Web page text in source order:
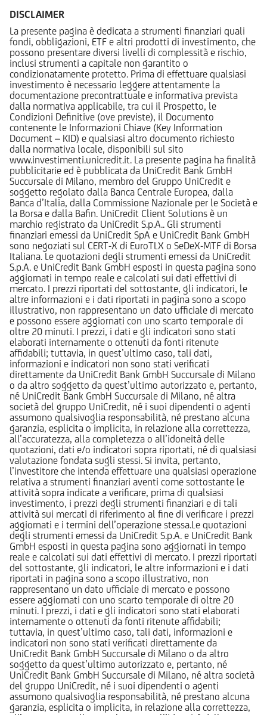
DISCLAIMER
La presente pagina è dedicata a strumenti finanziari quali
fondi, obbligazioni, ETF e altri prodotti di investimento, che
possono presentare diversi livelli di complessità e rischio,
inclusi strumenti a capitale non garantito o
condizionatamente protetto. Prima di effettuare qualsiasi
investimento è necessario leggere attentamente la
documentazione precontrattuale e informativa prevista
dalla normativa applicabile, tra cui il Prospetto, le
Condizioni Definitive (ove previste), il Documento
contenente le Informazioni Chiave (Key Information
Document – KID) e qualsiasi altro documento richiesto
dalla normativa locale, disponibili sul sito
www.investimenti.unicredit.it. La presente pagina ha finalità
pubblicitarie ed è pubblicata da UniCredit Bank GmbH
Succursale di Milano, membro del Gruppo UniCredit e
soggetto regolato dalla Banca Centrale Europea, dalla
Banca d’Italia, dalla Commissione Nazionale per le Società e
la Borsa e dalla Bafin. UniCredit Client Solutions è un
marchio registrato da UniCredit S.p.A.. Gli strumenti
finanziari emessi da UniCredit SpA e UniCredit Bank GmbH
sono negoziati sul CERT-X di EuroTLX o SeDeX-MTF di Borsa
Italiana. Le quotazioni degli strumenti emessi da UniCredit
S.p.A. e UniCredit Bank GmbH esposti in questa pagina sono
aggiornati in tempo reale e calcolati sui dati effettivi di
mercato. I prezzi riportati del sottostante, gli indicatori, le
altre informazioni e i dati riportati in pagina sono a scopo
illustrativo, non rappresentano un dato ufficiale di mercato
e possono essere aggiornati con uno scarto temporale di
oltre 20 minuti. I prezzi, i dati e gli indicatori sono stati
elaborati internamente o ottenuti da fonti ritenute
affidabili; tuttavia, in quest’ultimo caso, tali dati,
informazioni e indicatori non sono stati verificati
direttamente da UniCredit Bank GmbH Succursale di Milano
o da altro soggetto da quest’ultimo autorizzato e, pertanto,
né UniCredit Bank GmbH Succursale di Milano, né altra
società del gruppo UniCredit, né i suoi dipendenti o agenti
assumono qualsivoglia responsabilità, né prestano alcuna
garanzia, esplicita o implicita, in relazione alla correttezza,
all’accuratezza, alla completezza o all’idoneità delle
quotazioni, dati e/o indicatori sopra riportati, né di qualsiasi
valutazione fondata sugli stessi. Si invita, pertanto,
l’investitore che intenda effettuare una qualsiasi operazione
relativa a strumenti finanziari aventi come sottostante le
attività sopra indicate a verificare, prima di qualsiasi
investimento, i prezzi degli strumenti finanziari e di tali
attività sui mercati di riferimento al fine di verificare i prezzi
aggiornati e i termini dell’operazione stessa.Le quotazioni
degli strumenti emessi da UniCredit S.p.A. e UniCredit Bank
GmbH esposti in questa pagina sono aggiornati in tempo
reale e calcolati sui dati effettivi di mercato. I prezzi riportati
del sottostante, gli indicatori, le altre informazioni e i dati
riportati in pagina sono a scopo illustrativo, non
rappresentano un dato ufficiale di mercato e possono
essere aggiornati con uno scarto temporale di oltre 20
minuti. I prezzi, i dati e gli indicatori sono stati elaborati
internamente o ottenuti da fonti ritenute affidabili;
tuttavia, in quest’ultimo caso, tali dati, informazioni e
indicatori non sono stati verificati direttamente da
UniCredit Bank GmbH Succursale di Milano o da altro
soggetto da quest’ultimo autorizzato e, pertanto, né
UniCredit Bank GmbH Succursale di Milano, né altra società
del gruppo UniCredit, né i suoi dipendenti o agenti
assumono qualsivoglia responsabilità, né prestano alcuna
garanzia, esplicita o implicita, in relazione alla correttezza,